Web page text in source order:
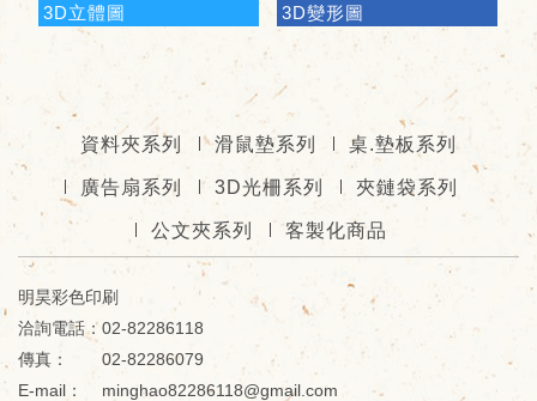
3D立體圖 3D變形圖
資料夾系列 滑鼠墊系列 桌.墊板系列
廣告扇系列 3D光柵系列 夾鏈袋系列
公文夾系列 客製化商品
明昊彩色印刷
02-82286118
02-82286079
minghao82286118@gmail.com